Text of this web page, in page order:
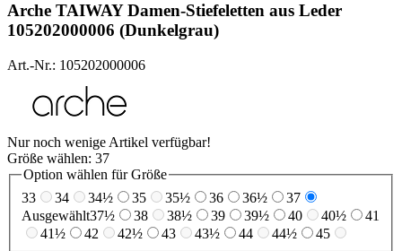
Arche TAIWAY Damen-Stiefeletten aus Leder
105202000006 (Dunkelgrau)
Art.-Nr.: 105202000006
Nur noch wenige Artikel verfügbar!
Größe wählen: 37
Option wählen für Größe
33
34 34½ 35 35½ 36 36½
37
Ausgewählt37½ 38 38½ 39 39½ 40 40½
41
41½
42 42½ 43 43½ 44 44½
45